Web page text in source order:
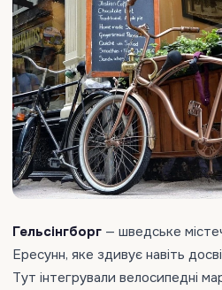
Гельсінгборг — шведське
Ересунн, яке здивує навіть
Тут інтегрували велосипедні